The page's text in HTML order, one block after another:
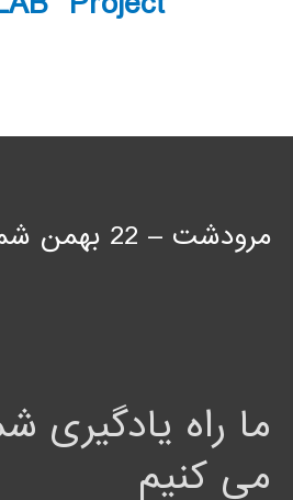
مرودشت – 22 بهمن شمالی
ما راه یادگیری
می کنیم